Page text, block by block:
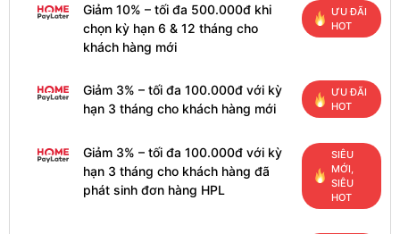
Giảm 10% – tối đa 500.000đ khi
chọn kỳ hạn 6 & 12 tháng cho
khách hàng mới
ƯU ĐÃI
HOT
Giảm 3% – tối đa 100.000đ với kỳ
hạn 3 tháng cho khách hàng mới
ƯU ĐÃI
HOT
Giảm 3% – tối đa 100.000đ với kỳ
hạn 3 tháng cho khách hàng đã
phát sinh đơn hàng HPL
SIÊU
MỚI,
SIÊU
HOT